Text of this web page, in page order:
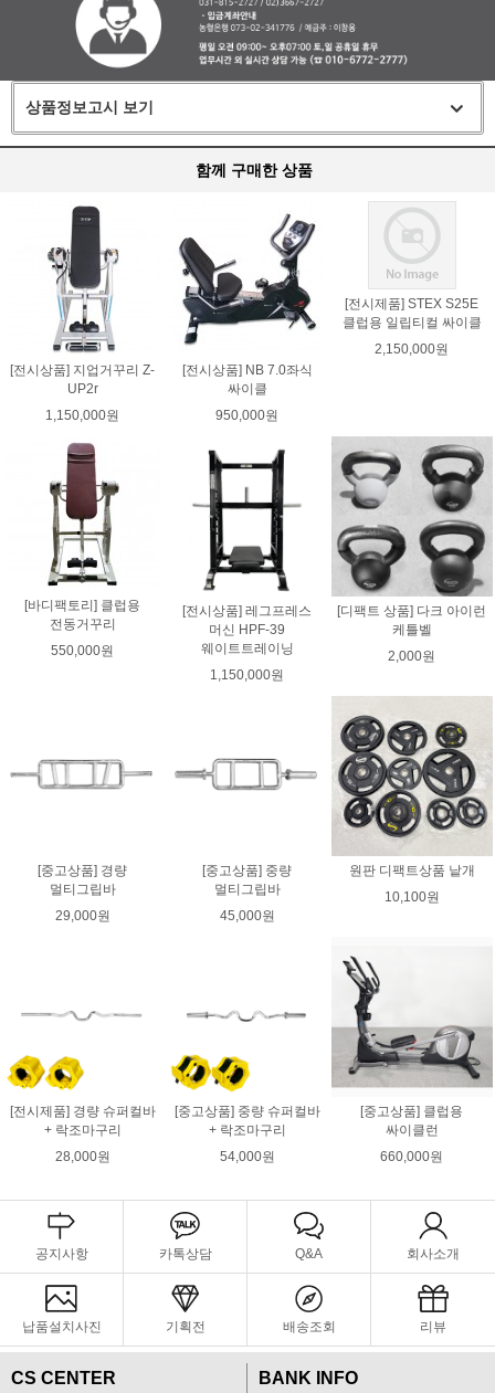
상품정보고시 보기
함께 구매한 상품
[전시상품] 지업거꾸리 Z-
UP2r
1,150,000원
[전시상품] NB 7.0좌식
싸이클
950,000원
[전시제품] STEX S25E
클럽용 일립티컬 싸이클
2,150,000원
[바디팩토리] 클럽용
전동거꾸리
550,000원
[전시상품] 레그프레스
머신 HPF-39
웨이트트레이닝
1,150,000원
[디팩트 상품] 다크 아이런
케틀벨
2,000원
[중고상품] 경량
멀티그립바
29,000원
[중고상품] 중량
멀티그립바
45,000원
원판 디팩트상품 낱개
10,100원
[전시제품] 경량 슈퍼컬바
+ 락조마구리
28,000원
[중고상품] 중량 슈퍼컬바
+ 락조마구리
54,000원
[중고상품] 클럽용
싸이클런
660,000원
공지사항 카톡상담 Q&A 회사소개
납품설치사진 기획전 배송조회 리뷰
CS CENTER BANK INFO